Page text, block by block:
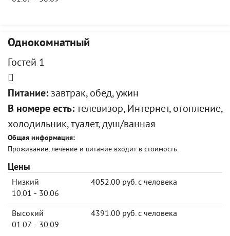
Однокомнатный
Гостей 1
Питание: завтрак, обед, ужин
В номере есть: телевизор, Интернет, отопление,
холодильник, туалет, душ/ванная
Общая информация:
Проживание, лечение и питание входит в стоимость.
Цены
Низкий
10.01 - 30.06
4052.00 руб. с человека
Высокий
01.07 - 30.09
4391.00 руб. с человека